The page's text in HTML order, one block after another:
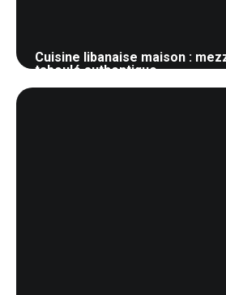
Cuisine libanaise maison :
taboulé authentique